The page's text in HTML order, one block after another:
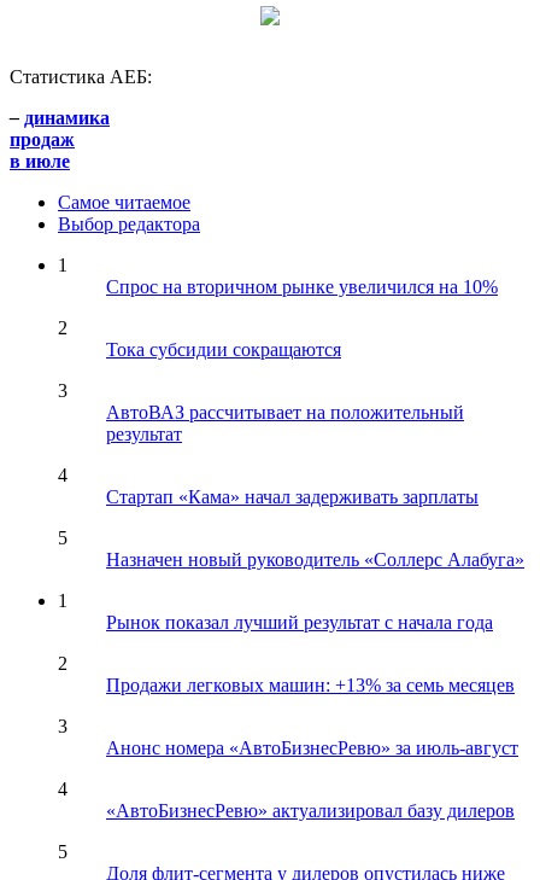
Статистика АЕБ:
– динамика
продаж
в июле
Самое читаемое
Выбор редактора
1
Спрос на вторичном рынке увеличился на 10%
2
Тока субсидии сокращаются
3
АвтоВАЗ рассчитывает на положительный
результат
4
Стартап «Кама» начал задерживать зарплаты
5
Назначен новый руководитель «Соллерс Алабуга»
1
Рынок показал лучший результат с начала года
2
Продажи легковых машин: +13% за семь месяцев
3
Анонс номера «АвтоБизнесРевю» за июль-август
4
«АвтоБизнесРевю» актуализировал базу дилеров
5
Доля флит-сегмента у дилеров опустилась ниже